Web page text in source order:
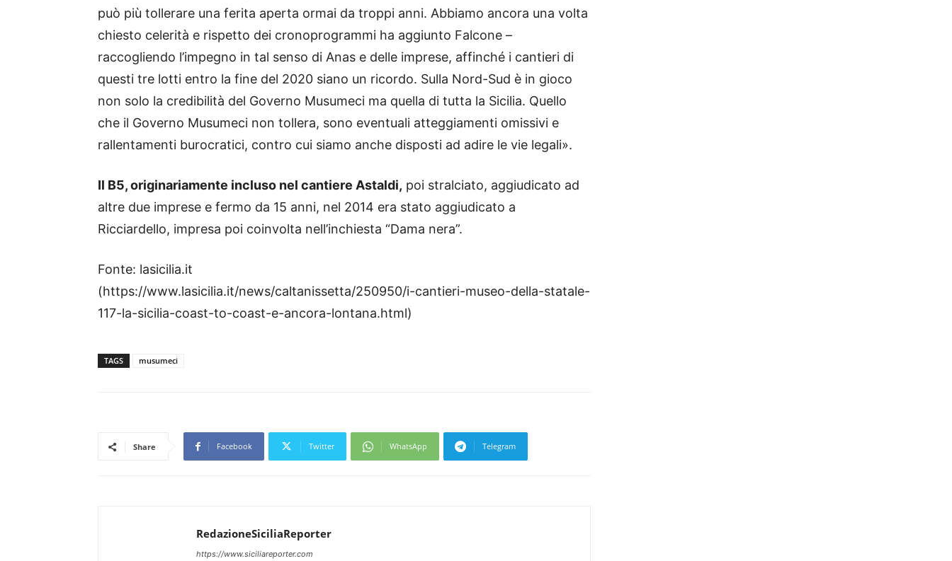
può più tollerare una ferita aperta ormai da troppi anni. Abbiamo ancora una volta
chiesto celerità e rispetto dei cronoprogrammi ha aggiunto Falcone –
raccogliendo l’impegno in tal senso di Anas e delle imprese, affinché i cantieri di
questi tre lotti entro la fine del 2020 siano un ricordo. Sulla Nord-Sud è in gioco
non solo la credibilità del Governo Musumeci ma quella di tutta la Sicilia. Quello
che il Governo Musumeci non tollera, sono eventuali atteggiamenti omissivi e
rallentamenti burocratici, contro cui siamo anche disposti ad adire le vie legali».
Il B5, originariamente incluso nel cantiere Astaldi, poi stralciato, aggiudicato ad
altre due imprese e fermo da 15 anni, nel 2014 era stato aggiudicato a
Ricciardello, impresa poi coinvolta nell’inchiesta “Dama nera”.
Fonte: lasicilia.it
(https://www.lasicilia.it/news/caltanissetta/250950/i-cantieri-museo-della-statale-
117-la-sicilia-coast-to-coast-e-ancora-lontana.html)
TAGS musumeci
Share Facebook Twitter WhatsApp Telegram
RedazioneSiciliaReporter
https://www.siciliareporter.com